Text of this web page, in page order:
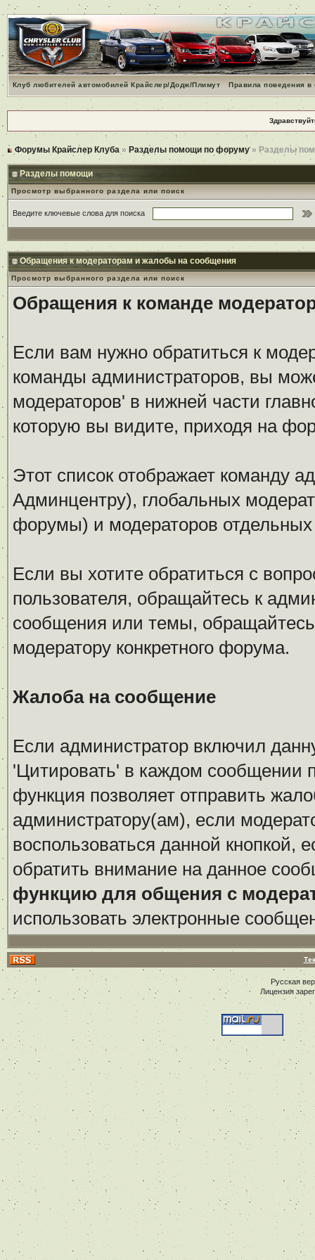
Клуб любителей автомобилей Крайслер/Додж/Плимут Правила поведения
Форумы Крайслер Клуба » Разделы помощи по форуму» Разделы
Разделы помощи
Просмотр выбранного раздела или поиск
Введите ключевые слова для поиска
Обращения к модераторам и жалобы на сообщения
Просмотр выбранного раздела или поиск
Обращения к команде
Если вам нужно обратиться к
команды администраторов, вы
модераторов' в нижней части
которую вы видите, приходя на
Этот список отображает команду
Админцентру), глобальных
форумы) и модераторов
Если вы хотите обратиться с
пользователя, обращайтесь к
сообщения или темы,
модератору конкретного форума.
Жалоба на сообщение
Если администратор включил
'Цитировать' в каждом сообщении
функция позволяет отправить
администратору(ам), если
воспользоваться данной
обратить внимание на данное
функцию для общения с
использовать электронные
Русская
Лицензия